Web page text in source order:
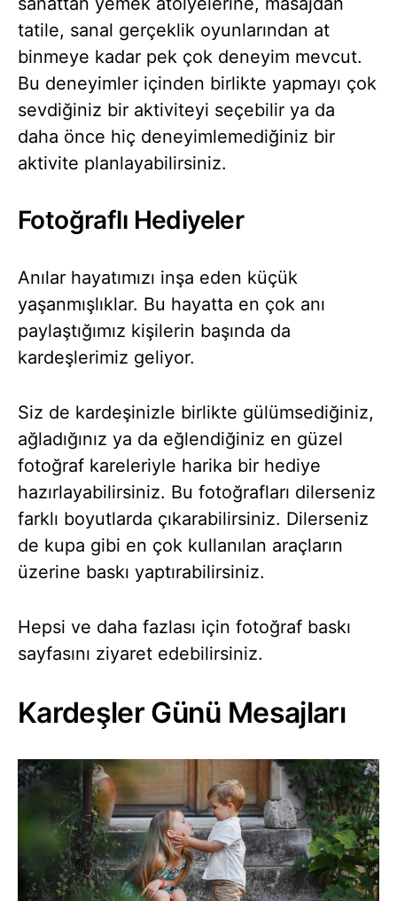
tatile, sanal gerçeklik oyunlarından at
binmeye kadar pek çok deneyim mevcut.
Bu deneyimler içinden birlikte yapmayı çok
sevdiğiniz bir aktiviteyi seçebilir ya da
daha önce hiç deneyimlemediğiniz bir
aktivite planlayabilirsiniz.
Fotoğraflı Hediyeler
Anılar hayatımızı inşa eden küçük
yaşanmışlıklar. Bu hayatta en çok anı
paylaştığımız kişilerin başında da
kardeşlerimiz geliyor.
Siz de kardeşinizle birlikte gülümsediğiniz,
ağladığınız ya da eğlendiğiniz en güzel
fotoğraf kareleriyle harika bir hediye
hazırlayabilirsiniz. Bu fotoğrafları dilerseniz
farklı boyutlarda çıkarabilirsiniz. Dilerseniz
de kupa gibi en çok kullanılan araçların
üzerine baskı yaptırabilirsiniz.
Hepsi ve daha fazlası için fotoğraf baskı
sayfasını ziyaret edebilirsiniz.
Kardeşler Günü Mesajları